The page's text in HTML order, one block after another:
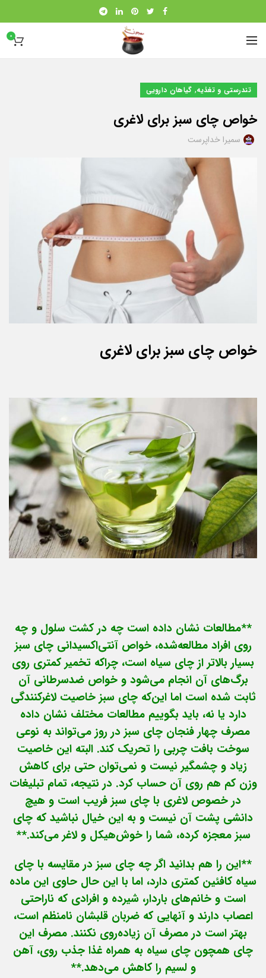
0
تندرستی و تغذیه, گیاهان دارویی
خواص چای سبز برای لاغری
سمیرا خداپرست
خواص چای سبز برای لاغری
**مطالعات نشان داده است چه در کشت سلول و چه
روی افراد مطالعه‌شده، خواص آنتی‌اکسیدانی چای سبز
بسیار بالاتر از چای سیاه است، چراکه تخمیر کمتری روی
برگ‌های آن انجام می‌شود و خواص ضدسرطانی آن
ثابت شده است اما این‌که چای سبز خاصیت لاغرکنندگی
دارد یا نه، باید بگوییم مطالعات مختلف نشان داده‌
مصرف چهار فنجان چای سبز در روز می‌‌تواند به نوعی
سوخت بافت چربی را تحریک کند. البته این خاصیت
زیاد و چشمگیر نیست و نمی‌توان حتی برای کاهش
وزن‌ کم هم روی آن حساب کرد. در نتیجه، تمام تبلیغات
در خصوص لاغری با چای سبز فریب است و هیچ
دانشی پشت آن نیست و به این خیال نباشید که چای
سبز معجزه‌ کرده، شما را خوش‌هیکل و لاغر می‌کند.**
**این را هم بدانید اگر چه چای سبز در مقایسه با چای
سیاه کافئین کمتری دارد، اما با این حال حاوی این ماده
است و خانم‌های باردار، شیرده و افرادی که ناراحتی
اعصاب دارند و آنهایی که ضربان قلبشان نامنظم است،
بهتر است در مصرف آن زیاده‌روی نکنند. مصرف این
چای همچون چای سیاه به همراه غذا جذب روی، آهن
و لسیم را کاهش می‌‌دهد.**